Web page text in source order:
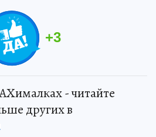
+3
- читайте
других в